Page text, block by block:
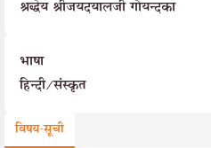
श्रद्धेय श्रीजयदयालजी गोयन्दका
भाषा
हिन्दी/संस्कृत
विषय-सूची